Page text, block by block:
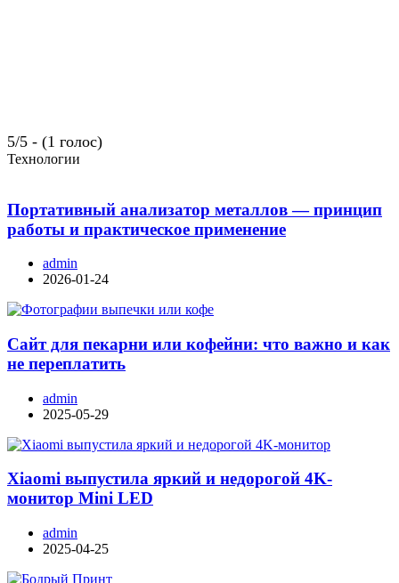
5/5 - (1 голос)
Технологии
Портативный анализатор металлов — принцип
работы и практическое применение
admin
2026-01-24
Сайт для пекарни или кофейни: что важно и как
не переплатить
admin
2025-05-29
Xiaomi выпустила яркий и недорогой 4K-
монитор Mini LED
admin
2025-04-25